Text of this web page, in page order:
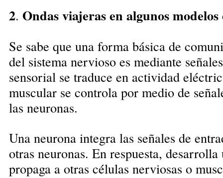
2. Ondas viajeras en algunos
Se sabe que una forma básica de
del sistema nervioso es mediante
sensorial se traduce en actividad
muscular se controla por medio de
las neuronas.
Una neurona integra las señales de
otras neuronas. En respuesta,
propaga a otras células nerviosas o